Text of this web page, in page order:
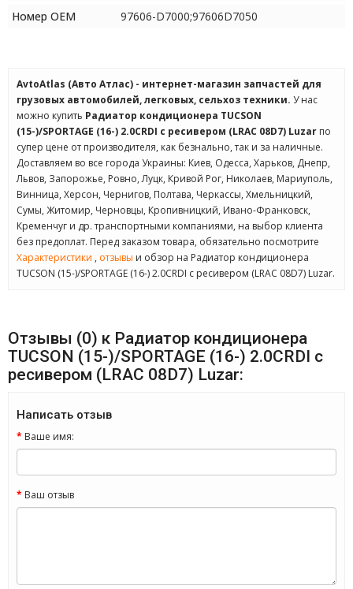
Номер OEM
97606-D7000;97606D7050
AvtoAtlas (Авто Атлас) - интернет-магазин запчастей для
грузовых автомобилей, легковых, сельхоз техники. У нас
можно купить Радиатор кондиционера TUCSON
(15-)/SPORTAGE (16-) 2.0CRDI с ресивером (LRAC 08D7) Luzar по
супер цене от производителя, как безнально, так и за наличные.
Доставляем во все города Украины: Киев, Одесса, Харьков, Днепр,
Львов, Запорожье, Ровно, Луцк, Кривой Рог, Николаев, Мариуполь,
Винница, Херсон, Чернигов, Полтава, Черкассы, Хмельницкий,
Сумы, Житомир, Черновцы, Кропивницкий, Ивано-Франковск,
Кременчуг и др. транспортными компаниями, на выбор клиента
без предоплат. Перед заказом товара, обязательно посмотрите
Характеристики , отзывы и обзор на Радиатор кондиционера
TUCSON (15-)/SPORTAGE (16-) 2.0CRDI с ресивером (LRAC 08D7) Luzar.
Отзывы (0) к Радиатор кондиционера
TUCSON (15-)/SPORTAGE (16-) 2.0CRDI с
ресивером (LRAC 08D7) Luzar:
Написать отзыв
Ваше имя:
Ваш отзыв